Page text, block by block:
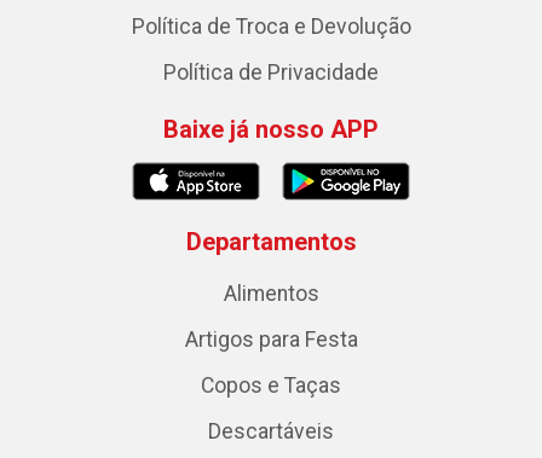
Política de Troca e Devolução
Política de Privacidade
Baixe já nosso APP
Departamentos
Alimentos
Artigos para Festa
Copos e Taças
Descartáveis